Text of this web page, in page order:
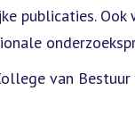
publicaties. Ook
van